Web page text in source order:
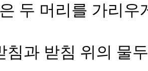
두 머리를 가리우
침과 받침 위의 물